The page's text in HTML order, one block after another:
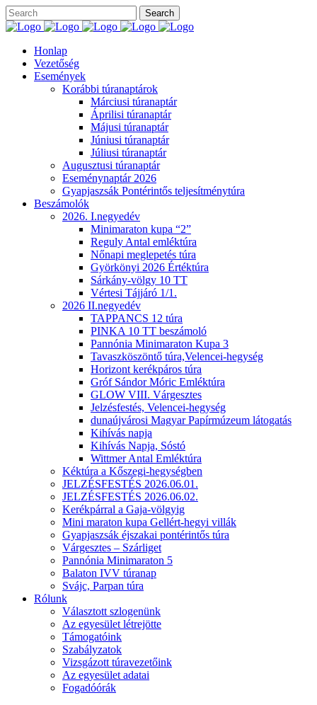
Honlap
Vezetőség
Események
Korábbi túranaptárok
Márciusi túranaptár
Áprilisi túranaptár
Májusi túranaptár
Júniusi túranaptár
Júliusi túranaptár
Augusztusi túranaptár
Eseménynaptár 2026
Gyapjaszsák Pontérintős teljesítménytúra
Beszámolók
2026. I.negyedév
Minimaraton kupa “2”
Reguly Antal emléktúra
Nőnapi meglepetés túra
Györkönyi 2026 Értéktúra
Sárkány-völgy 10 TT
Vértesi Tájjáró 1/1.
2026 II.negyedév
TAPPANCS 12 túra
PINKA 10 TT beszámoló
Pannónia Minimaraton Kupa 3
Tavaszköszöntő túra,Velencei-hegység
Horizont kerékpáros túra
Gróf Sándor Móric Emléktúra
GLOW VIII. Várgesztes
Jelzésfestés, Velencei-hegység
dunaújvárosi Magyar Papírmúzeum látogatás
Kihívás napja
Kihívás Napja, Sóstó
Wittmer Antal Emléktúra
Kéktúra a Kőszegi-hegységben
JELZÉSFESTÉS 2026.06.01.
JELZÉSFESTÉS 2026.06.02.
Kerékpárral a Gaja-völgyig
Mini maraton kupa Gellért-hegyi villák
Gyapjaszsák éjszakai pontérintős túra
Várgesztes – Szárliget
Pannónia Minimaraton 5
Balaton IVV túranap
Svájc, Parpan túra
Rólunk
Választott szlogenünk
Az egyesület létrejötte
Támogatóink
Szabályzatok
Vizsgázott túravezetőink
Az egyesület adatai
Fogadóórák